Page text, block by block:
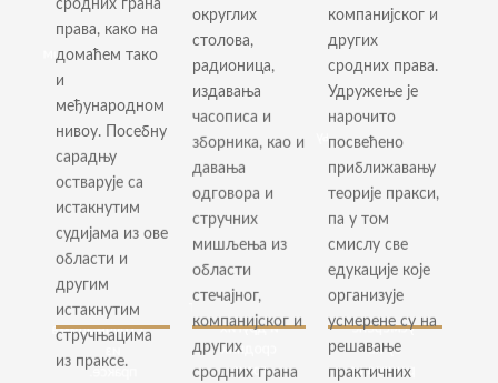
сродних грана
права, како на
домаћем тако
и
међународном
нивоу. Посебну
сарадњу
остварује са
истакнутим
судијама из ове
области и
другим
истакнутим
стручњацима
из праксе.
домаћем
тако и
међународном
сарадњу
остварује
са
истакнутим
судијама
из ове
области
и
другим
истакнутим
стручњацима
округлих
столова,
радионица,
издавања
часописа и
зборника, као и
давања
одговора и
стручних
мишљења из
области
стечајног,
компанијског и
других
сродних грана
радионица,
часописа
и
зборника,
као и
давања
стручних
мишљења
из
области
стечајног,
компанијског
и других
сродних
грана
компанијског и
других
сродних права.
Удружење је
нарочито
посвећено
приближавању
теорије пракси,
па у том
смислу све
едукације које
организује
усмерене су на
решавање
практичних
сродних
Удружење
је
нарочито
посвећено
приближавању
па у том
смислу
све
едукације
које
организује
усмерене
су на
решавање